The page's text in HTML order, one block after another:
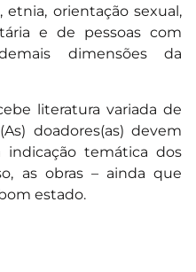
orientação sexual,
e de pessoas com
dimensões da
literatura variada de
doadores(as) devem
temática dos
as obras – ainda que
estado.